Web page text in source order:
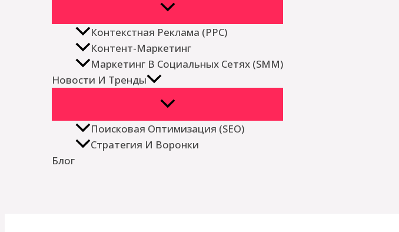
Контекстная Реклама (PPC)
Контент-Маркетинг
Маркетинг В Социальных Сетях (SMM)
Новости И Тренды
Поисковая Оптимизация (SEO)
Стратегия И Воронки
Блог